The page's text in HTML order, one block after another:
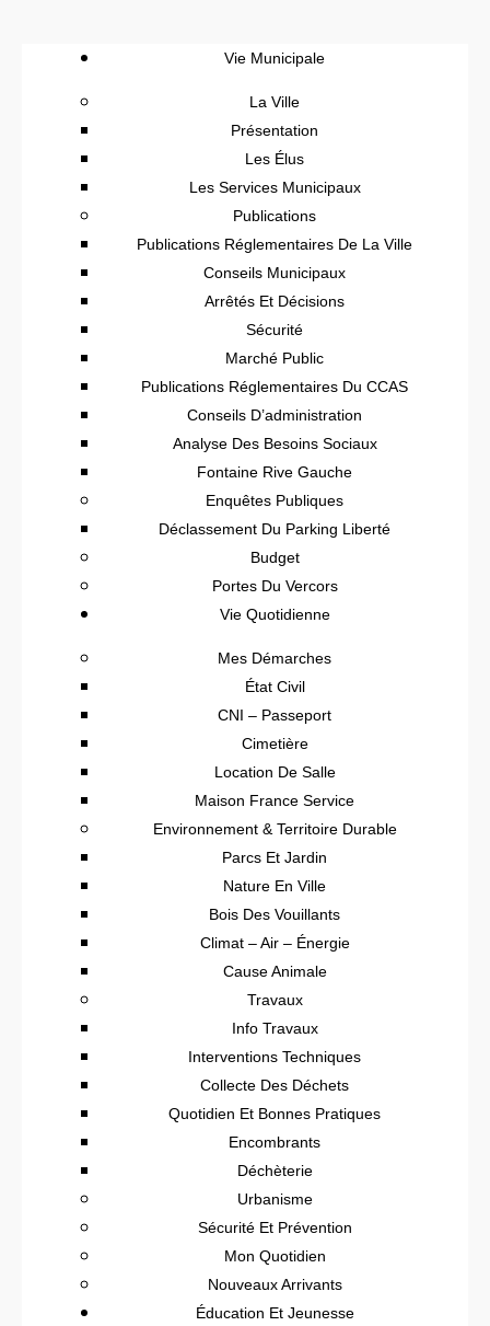
Vie Municipale
La Ville
Présentation
Les Élus
Les Services Municipaux
Publications
Publications Réglementaires De La Ville
Conseils Municipaux
Arrêtés Et Décisions
Sécurité
Marché Public
Publications Réglementaires Du CCAS
Conseils D’administration
Analyse Des Besoins Sociaux
Fontaine Rive Gauche
Enquêtes Publiques
Déclassement Du Parking Liberté
Budget
Portes Du Vercors
Vie Quotidienne
Mes Démarches
État Civil
CNI – Passeport
Cimetière
Location De Salle
Maison France Service
Environnement & Territoire Durable
Parcs Et Jardin
Nature En Ville
Bois Des Vouillants
Climat – Air – Énergie
Cause Animale
Travaux
Info Travaux
Interventions Techniques
Collecte Des Déchets
Quotidien Et Bonnes Pratiques
Encombrants
Déchèterie
Urbanisme
Sécurité Et Prévention
Mon Quotidien
Nouveaux Arrivants
Éducation Et Jeunesse